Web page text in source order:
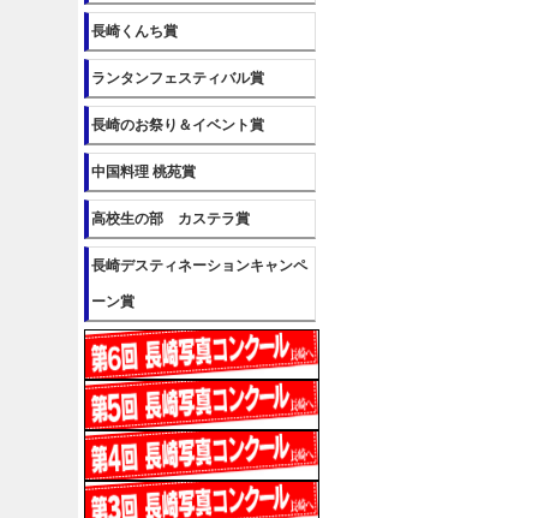
長崎くんち賞
ランタンフェスティバル賞
長崎のお祭り＆イベント賞
中国料理 桃苑賞
高校生の部 カステラ賞
長崎デスティネーションキャンペ
ーン賞